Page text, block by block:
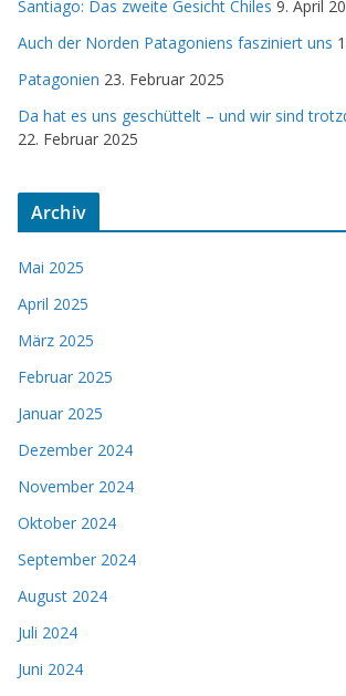
Santiago: Das zweite Gesicht Chiles 9. April
Auch der Norden Patagoniens fasziniert uns
Patagonien 23. Februar 2025
Da hat es uns geschüttelt – und wir sind
22. Februar 2025
Archiv
Mai 2025
April 2025
März 2025
Februar 2025
Januar 2025
Dezember 2024
November 2024
Oktober 2024
September 2024
August 2024
Juli 2024
Juni 2024